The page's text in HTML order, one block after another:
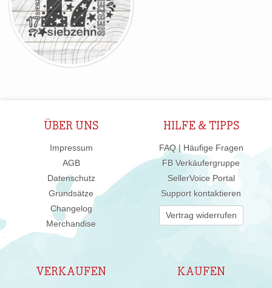
ÜBER UNS
Impressum
AGB
Datenschutz
Grundsätze
Changelog
Merchandise
HILFE & TIPPS
FAQ | Häufige Fragen
FB Verkäufergruppe
SellerVoice Portal
Support kontaktieren
Vertrag widerrufen
VERKAUFEN KAUFEN